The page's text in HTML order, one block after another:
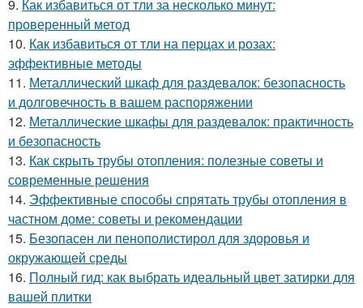
9. Как избавиться от тли за несколько минут:
проверенный метод
10. Как избавиться от тли на перцах и розах:
эффективные методы
11. Металлический шкаф для раздевалок: безопасность
и долговечность в вашем распоряжении
12. Металлические шкафы для раздевалок: практичность
и безопасность
13. Как скрыть трубы отопления: полезные советы и
современные решения
14. Эффективные способы спрятать трубы отопления в
частном доме: советы и рекомендации
15. Безопасен ли пенополистирол для здоровья и
окружающей среды
16. Полный гид: как выбрать идеальный цвет затирки для
вашей плитки